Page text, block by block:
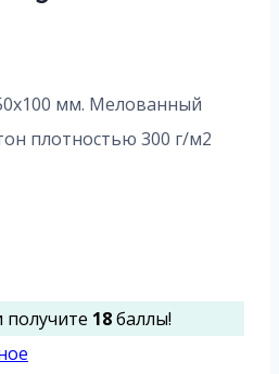
мм. Мелованный
плотностью 300 г/м2
получите 18баллы!